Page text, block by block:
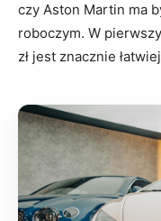
czy Aston Martin ma
roboczym. W
zł jest znacznie